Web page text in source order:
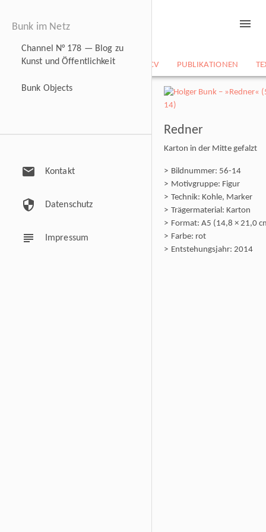
NEWS BILDARCHIV CV PUBLIKATIONEN
menu
Bunk im Netz
Channel N° 178 — Blog zu
Kunst und Öffentlichkeit
Bunk Objects
mail Kontakt
security Datenschutz
subject Impressum
Redner
Karton in der Mitte gefalzt
Bildnummer: 56-14
Motivgruppe: Figur
Technik: Kohle, Marker
Trägermaterial: Karton
Format: A5 (14,8 × 21,0
Farbe: rot
Entstehungsjahr: 2014